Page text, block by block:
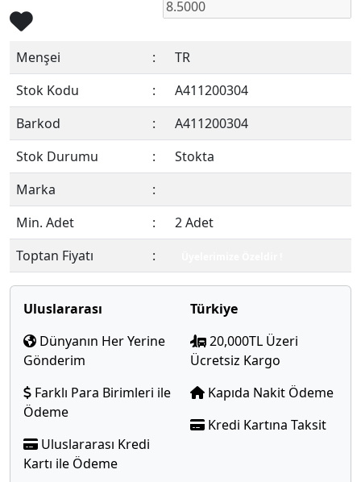
Menşei :
TR
Stok Kodu
:
A411200304
Barkod
:
A411200304
Stok Durumu
:
Stokta
Marka
:
Min. Adet
:
2 Adet
Toptan Fiyatı
:
Uluslararası
Dünyanın Her Yerine
Gönderim
Farklı Para Birimleri ile
Ödeme
Uluslararası Kredi
Kartı ile Ödeme
Türkiye
20,000TL Üzeri
Ücretsiz Kargo
Kapıda Nakit Ödeme
Kredi Kartına Taksit